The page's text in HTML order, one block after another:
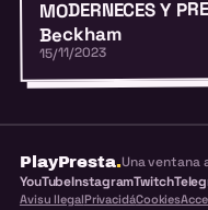
MODERNECES Y
Beckham
15/11/2023
PlayPresta.Una ventana
YouTubeInstagramTwitch
Avisu llegalPrivacidáCookies